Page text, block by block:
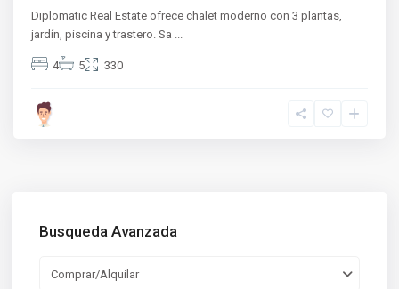
Diplomatic Real Estate ofrece chalet moderno con 3 plantas,
jardín, piscina y trastero. Sa ...
4 5 330
Busqueda Avanzada
Comprar/Alquilar